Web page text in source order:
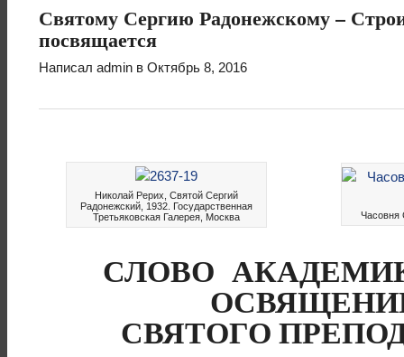
Святому Сергию Радонежскому –
посвящается
Написал admin в Октябрь 8, 2016
Николай Рерих, Святой Сергий
Радонежский, 1932. Государственная
Третьяковская Галерея, Москва
Часовня
СЛОВО
СВЯТОГО